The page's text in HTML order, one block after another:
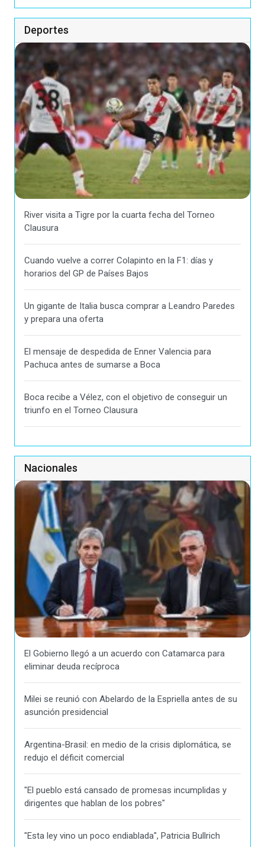
Deportes
River visita a Tigre por la cuarta fecha del Torneo
Clausura
Cuando vuelve a correr Colapinto en la F1: días y
horarios del GP de Países Bajos
Un gigante de Italia busca comprar a Leandro Paredes
y prepara una oferta
El mensaje de despedida de Enner Valencia para
Pachuca antes de sumarse a Boca
Boca recibe a Vélez, con el objetivo de conseguir un
triunfo en el Torneo Clausura
Nacionales
El Gobierno llegó a un acuerdo con Catamarca para
eliminar deuda recíproca
Milei se reunió con Abelardo de la Espriella antes de su
asunción presidencial
Argentina-Brasil: en medio de la crisis diplomática, se
redujo el déficit comercial
"El pueblo está cansado de promesas incumplidas y
dirigentes que hablan de los pobres"
"Esta ley vino un poco endiablada", Patricia Bullrich